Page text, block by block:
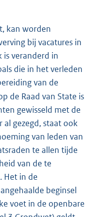
kan worden
bij vacatures in
is veranderd in
die in het verleden
van de
de Raad van State is
gewisseld met de
al gezegd, staat ook
van leden van
te allen tijde
van de te
Het in de
beginsel
voet in de openbare